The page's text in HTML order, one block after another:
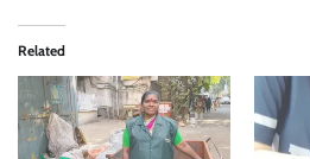
Related